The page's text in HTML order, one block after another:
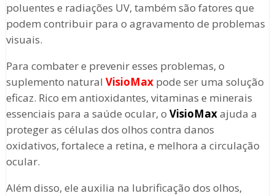
poluentes e radiações UV, também são fatores que
podem contribuir para o agravamento de problemas
visuais.
Para combater e prevenir esses problemas, o
suplemento natural VisioMaxpode ser uma solução
eficaz. Rico em antioxidantes, vitaminas e minerais
essenciais para a saúde ocular, o VisioMaxajuda a
proteger as células dos olhos contra danos
oxidativos, fortalece a retina, e melhora a circulação
ocular.
Além disso, ele auxilia na lubrificação dos olhos,